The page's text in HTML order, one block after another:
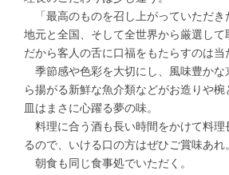
「最高のものを召し上がっていただき
地元と全国、そして全世界から厳選し
だから客人の舌に口福をもたらすのは当
季節感や色彩を大切にし、風味豊かな
ら揚がる新鮮な魚介類などがお造りや
皿はまさに心躍る夢の味。
料理に合う酒も長い時間をかけて料理
るので、いける口の方はぜひご賞味あれ
朝食も同じ食事処でいただく。